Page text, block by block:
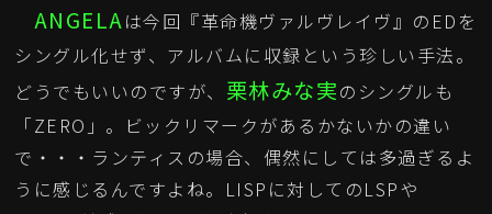
ANGELAは今回『革命機ヴァルヴレイヴ』のEDを
シングル化せず、アルバムに収録という珍しい手法。
どうでもいいのですが、 栗林みな実のシングルも
「ZERO」。ビックリマークがあるかないかの違い
で・・・ランティスの場合、偶然にしては多過ぎるよ
うに感じるんですよね。LISPに対してのLSPや